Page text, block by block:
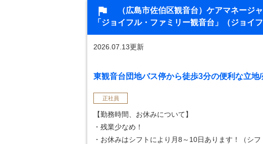
（広島市佐伯区観音台）ケアマネージ
「ジョイフル・ファミリー観音台」（ジョイ
2026.07.13更新
東観音台団地バス停から徒歩3分の便利な立
正社員
【勤務時間、お休みについて】
・残業少なめ！
・お休みはシフトにより月8～10日あります！（シフ